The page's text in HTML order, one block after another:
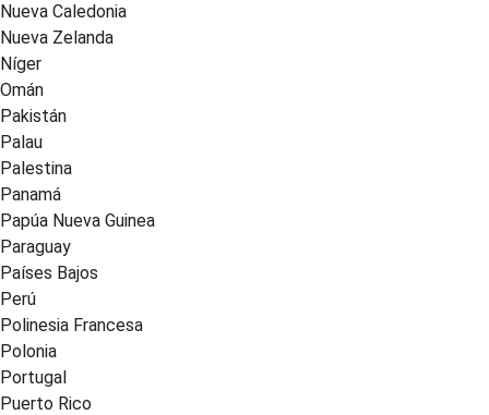
Nueva Caledonia
Nueva Zelanda
Níger
Omán
Pakistán
Palau
Palestina
Panamá
Papúa Nueva Guinea
Paraguay
Países Bajos
Perú
Polinesia Francesa
Polonia
Portugal
Puerto Rico